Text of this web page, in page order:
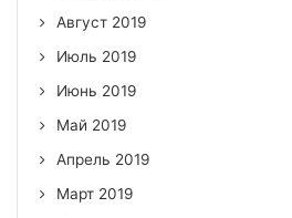
Август 2019
Июль 2019
Июнь 2019
Май 2019
Апрель 2019
Март 2019